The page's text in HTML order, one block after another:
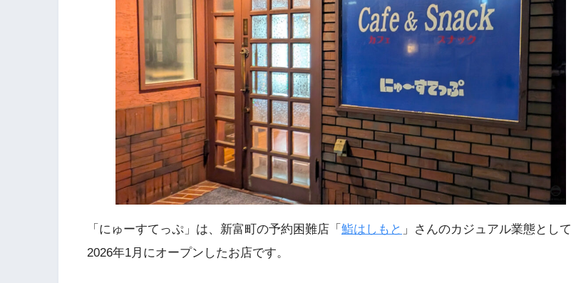
「にゅーすてっぷ」は、新富町の予約困難店「 鮨はしもと 」さんのカジュアル業態として
2026年1月にオープンしたお店です。